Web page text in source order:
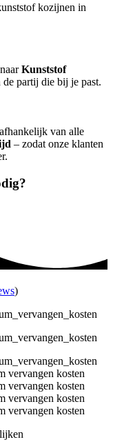
kozijnen in
Kunststof
partij die bij je past.
van alle
– zodat onze klanten
)